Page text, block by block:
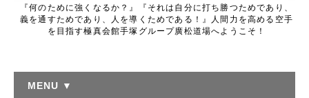
『何のために強くなるか？』『それは自分に打ち勝つためであり、
義を通すためであり、人を導くためである！』人間力を高める空手
を目指す極真会館手塚グループ廣松道場へようこそ！
MENU ▼